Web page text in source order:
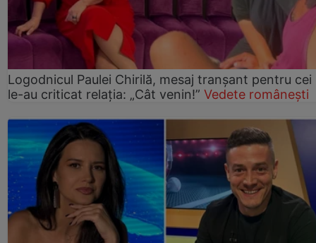
Logodnicul Paulei Chirilă, mesaj tranșant pentru cei
le-au criticat relația: „Cât venin!” Vedete românești